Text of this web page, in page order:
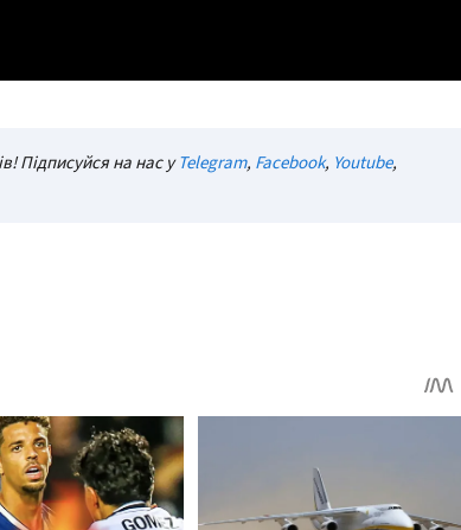
Підписуйся на нас уTelegram, Facebook, Youtube,